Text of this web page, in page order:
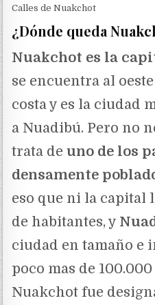
Calles de Nuakchot
¿Dónde queda
Nuakchot es la
se encuentra al
costa y es la ciudad
a Nuadibú. Pero no
trata deuno de los
densamente
eso que ni la capital
de habitantes, y
ciudad en tamaño e
poco mas de
Nuakchot fue